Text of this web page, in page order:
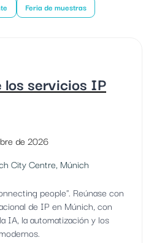
Feria de muestras
los servicios IP
de 2026
City Centre, Múnich
people". Reúnase con
de IP en Múnich, con
IA, la automatización y los